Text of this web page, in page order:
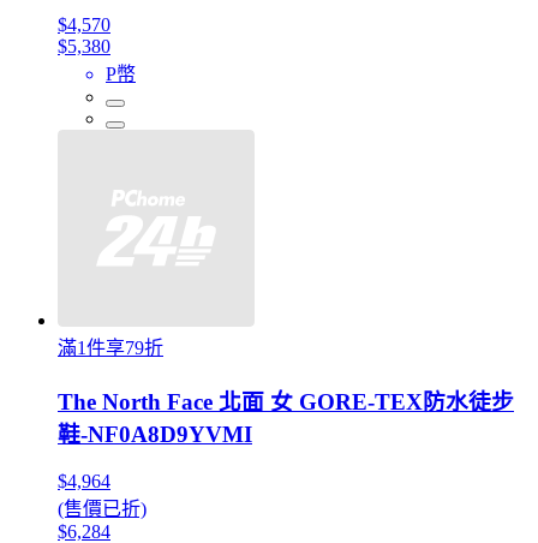
$4,570
$5,380
P幣
滿1件享79折
The North Face 北面 女 GORE-TEX防水徒步
鞋-NF0A8D9YVMI
$4,964
(售價已折)
$6,284